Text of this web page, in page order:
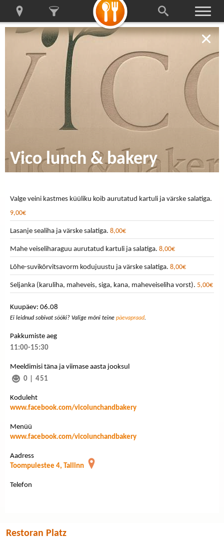
Vico lunch & bakery
Valge veini kastmes küüliku koib aurutatud kartuli ja värske salatiga.
9,00€
Lasanje sealiha ja värske salatiga. 8,00€
Mahe veiseliharaguu aurutatud kartuli ja salatiga. 8,00€
Lõhe-suvikõrvitsavorm kodujuustu ja värske salatiga. 8,00€
Seljanka (karuliha, maheveis, siga, kana, maheveiseliha vorst). 5,00€
Kuupäev: 06.08
Ei leidnud sobivat sööki? Valige mõni teine päevapraad.
Pakkumiste aeg
11:00-15:30
Meeldimisi täna ja viimase aasta jooksul
0
451
Koduleht
www.facebook.com/vicolunchandbakery
Menüü
www.facebook.com/vicolunchandbakery
Aadress
Toompuiestee 4, Tallinn
Telefon
Restoran Platz